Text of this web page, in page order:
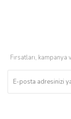
Fırsatları,